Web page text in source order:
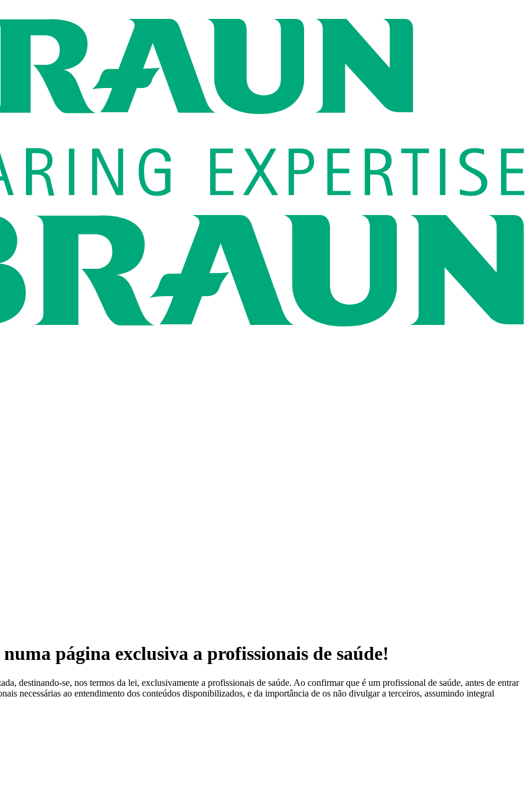
página exclusiva a profissionais de saúde!
destinando-se, nos termos da lei, exclusivamente a profissionais de saúde. Ao confirmar que é um profissional de saúde, antes de entrar
necessárias ao entendimento dos conteúdos disponibilizados, e da importância de os não divulgar a terceiros, assumindo integral